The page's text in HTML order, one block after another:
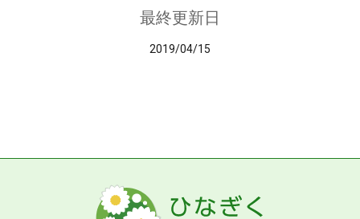
最終更新日
2019/04/15